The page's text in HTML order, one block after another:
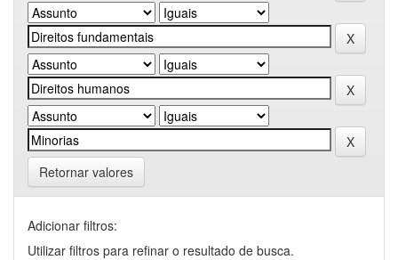
Retornar valores
Adicionar filtros:
Utilizar filtros para refinar o resultado de busca.